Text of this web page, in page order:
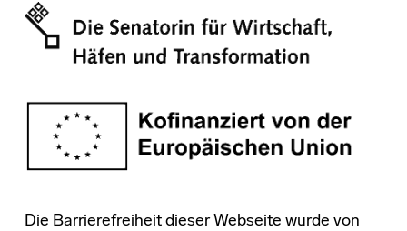
Die Barrierefreiheit dieser Webseite wurde von